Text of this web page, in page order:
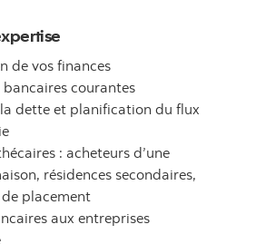
de vos finances
courantes
dette et planification du flux
: acheteurs d’une
résidences secondaires,
placement
aux entreprises